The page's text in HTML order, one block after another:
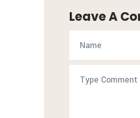
Leave A